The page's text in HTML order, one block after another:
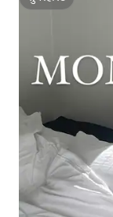
सुपरहोस्ट